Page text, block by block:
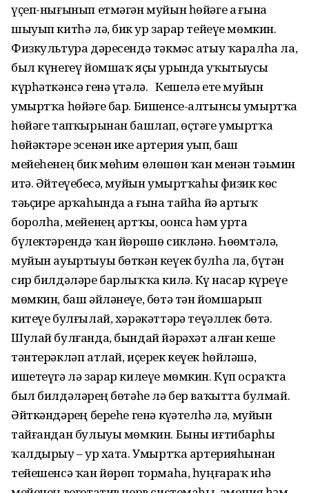
үҫеп-ны­ғынып етмәгән муйын һөйәге аҙ ғына
шыуып китһә лә, бик ҙур зарар тейеүе мөмкин.
Физкультура дәресендә тәкмәс атыу ҡаралһа ла,
был күнегеү йомшаҡ яҫы урында уҡытыусы
күрһәткәнсә генә үтәлә. Кешелә ете муйын
умыртҡа һөйәге бар. Бишенсе-алтынсы умыртҡа
һөйәге тапҡырынан башлап, өҫтәге умыртҡа
һөйәктәре эсенән ике артерия уҙып, баш
мейеһенең бик мөһим өлөшөн ҡан менән тәьмин
итә. Әйтеүебеҙсә, муйын умыртҡаһы физик көс
тәьҫире арҡаһында аҙ ғына тайһа йә артыҡ
боролһа, мейенең артҡы, оҙонса һәм урта
бүлектәрендә ҡан йөрөшө сикләнә. Һөҙөмтәлә,
муйын ауыр­­тыуы бөткән кеүек булһа ла, бүтән
сир билдәләре барлыҡҡа килә. Күҙ насар күреүе
мөмкин, баш әйләнеүе, бөтә тән йомшарып
китеүе булғылай, хәрәкәттәрҙә теүәллек бөтә.
Шулай булғанда, бындай йәрәхәт алған кеше
тәнтерәкләп атлай, иҫерек кеүек һөйләшә,
ишетеүгә лә зарар килеүе мөмкин. Күп осраҡта
был билдәләрҙең бөтәһе лә бер ваҡытта булмай.
Әйткәндәрҙең береһе генә күҙәтелһә лә, муйын
тайғандан булыуы мөмкин. Быны иғтибарһыҙ
ҡалдырыу – ҙур хата. Умырт­ҡа артерияһынан
тейешенсә ҡан йөрөп тормаһа, һуңғараҡ иһә